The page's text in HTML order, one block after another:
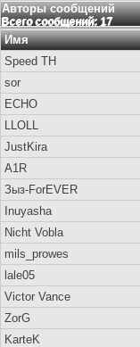
Авторы сообщений
Всего сообщений: 17
Имя
Speed TH
sor
ECHO
LLOLL
JustKira
A1R
Зыз-ForEVER
Inuyasha
Nicht Vobla
mils_prowes
lale05
Victor Vance
ZorG
KarteK